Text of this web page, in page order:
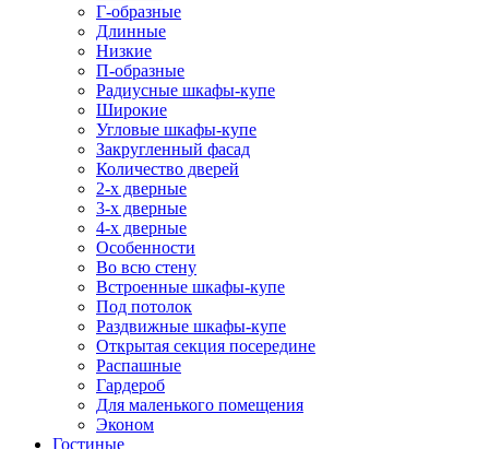
Г-образные
Длинные
Низкие
П-образные
Радиусные шкафы-купе
Широкие
Угловые шкафы-купе
Закругленный фасад
Количество дверей
2-х дверные
3-х дверные
4-х дверные
Особенности
Во всю стену
Встроенные шкафы-купе
Под потолок
Раздвижные шкафы-купе
Открытая секция посередине
Распашные
Гардероб
Для маленького помещения
Эконом
Гостиные